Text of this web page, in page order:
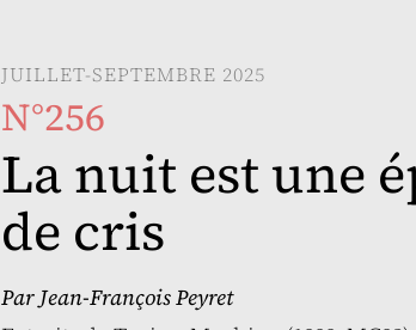
JUILLET-SEPTEMBRE 2025
N°256
La nuit est une
de cris
ParJean-François Peyret